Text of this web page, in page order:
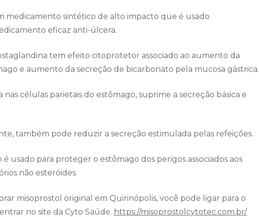
medicamento sintético de alto impacto que é usado
eficaz anti-úlcera.
tem efeito citoprotetor associado ao aumento da
e aumento da secreção de bicarbonato pela mucosa gástrica.
nas células parietais do estômago, suprime a secreção básica e
também pode reduzir a secreção estimulada pelas refeições.
usado para proteger o estômago dos perigos associados aos
não esteróides.
misoprostol original em Quirinópolis, você pode ligar para o
no site da Cyto Saúde. https://misoprostolcytotec.com.br/